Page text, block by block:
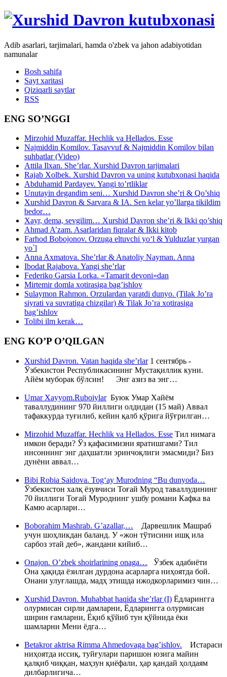
Adib asarlari, tarjimalari, hamda o'zbek va jahon adabiyotidan
namunalar
Bosh sahifa
Sayt xaritasi
Qiziqarli saytlar
RSS
ENG SO’NGGI
Mirzohid Muzaffar. Hechlik va Hellados. Esse
Najmiddin Komilov. Tasavvuf & Najmiddin Komilov bilan
suhbatlar (Video)
Attila Ilxan. She’rlar. Xurshid Davron tarjimalari
Rajab Xolbek. Xurshid Davron va uning kutubxonasi haqida
Abduhamid Pardayev. Yangi to’rtliklar
Unutayin degandim seni… Xurshid Davron she’ri & Qo’shiq
Xurshid Davron & Sarvara & IA. Sen kelar yo’llarga tikildim
bedor…
Xayr, dema, sevgilim… Xurshid Davron she’ri & Ikki qo’shiq
Ahmad A’zam. Asarlaridan fiqralar & Ikki kitob
Farhod Bobojonov. Orzuga eltuvchi yo‘l & Yulduzlar yurgan
yo`l
Anna Axmatova. She’rlar & Anatoliy Nayman. Anna
Ibodat Rajabova. Yangi she’rlar
Federiko Garsia Lorka. «Tamarit devoni»dan
Mirtemir domla xotirasiga bag’ishlov
Sulaymon Rahmon. Orzulardan yaratdi dunyo. (Tilak Jo’ra
siyrati va suvratiga chizgilar) & Tilak Jo’ra xotirasiga
bag’ishlov
Tolibi ilm kerak…
ENG KO’P O’QILGAN
Xurshid Davron. Vatan haqida she’rlar1 сентябрь -
Ўзбекистон Республикасининг Мустақиллик куни.
Айём муборак бўлсин! Энг азиз ва энг…
Umar Xayyom.RuboiylarБуюк Умар Хайём
таваллудининг 970 йиллиги олдидан (15 май) Аввал
тафаккурда туғилиб, кейин қалб қўрига йўғрилган…
Mirzohid Muzaffar. Hechlik va Hellados. Esse Тил нимага
имкон беради? Ўз қафасимизни яратишгами? Тил
инсоннинг энг даҳшатли эринчоқлиги эмасмиди? Биз
дунёни аввал…
Bibi Robia Saidova. Tog‘ay Murodning “Bu dunyoda…
Ўзбекистон халқ ёзувчиси Тоғай Мурод таваллудининг
70 йиллиги Тоғай Муроднинг ушбу романи Кафка ва
Камю асарлари…
Boborahim Mashrab. G’azallar,… Дарвешлик Машраб
учун шоҳликдан баланд. У «жон тўтисини ишқ ила
сарбоз этай деб», жандани кийиб…
Onajon. O’zbek shoirlarining onaga… Ўзбек адабиёти
Она ҳақида ёзилган дурдона асарларга ниҳоятда бой.
Онани улуғлашда, мадҳ этишда ижодкорларимиз чин…
Xurshid Davron. Muhabbat haqida she’rlar (I) Ёдларингга
олурмисан сирли дамларни, Ёдларингга олурмисан
ширин ғамларни, Ёқиб қўйиб тун қўйнида ёки
шамларни Мени ёдга…
Betakror aktrisa Rimma Ahmedovaga bag’ishlov. Истараси
ниҳоятда иссиқ, туйғулари паришон юзига майин
қалқиб чиққан, маҳзун қиёфали, ҳар қандай ҳолдаям
дилбарлигича…